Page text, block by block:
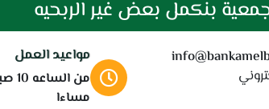
بنكمل بعض غير الربحيه
مواعيد العمل
مساءا